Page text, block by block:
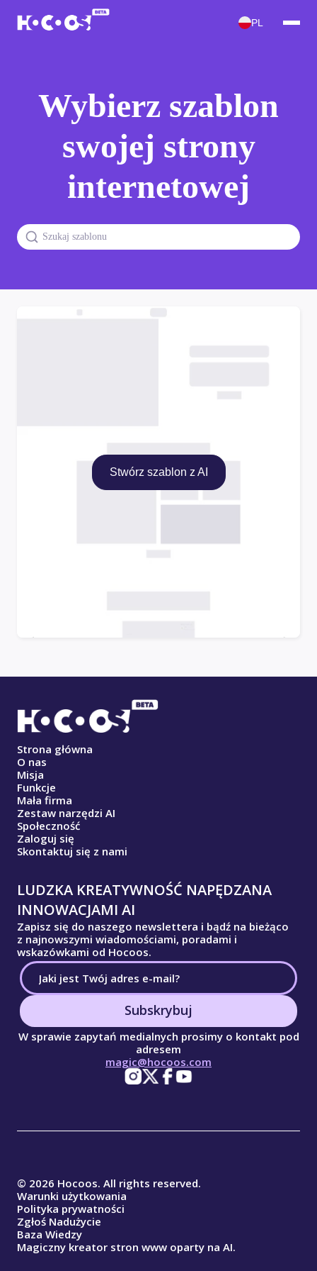
PL
Wybierz szablon
swojej strony
internetowej
Stwórz szablon z AI
Strona główna
O nas
Misja
Funkcje
Mała firma
Zestaw narzędzi AI
Społeczność
Zaloguj się
Skontaktuj się z nami
LUDZKA KREATYWNOŚĆ NAPĘDZANA
INNOWACJAMI AI
Zapisz się do naszego newslettera i bądź na bieżąco
z najnowszymi wiadomościami, poradami i
wskazówkami od Hocoos.
Subskrybuj
W sprawie zapytań medialnych prosimy o kontakt pod
adresem
magic@hocoos.com
© 2026 Hocoos. All rights reserved.
Warunki użytkowania
Polityka prywatności
Zgłoś Nadużycie
Baza Wiedzy
Magiczny kreator stron www oparty na AI.